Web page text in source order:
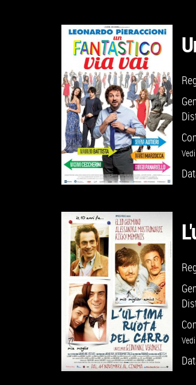
GUARDA IL TRAILER
VAI ALLA SCHEDA
VAI ALLA SCHEDA